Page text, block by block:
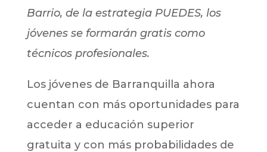
Barrio, de la estrategia PUEDES, los
jóvenes se formarán gratis como
técnicos profesionales.
Los jóvenes de Barranquilla ahora
cuentan con más oportunidades para
acceder a educación superior
gratuita y con más probabilidades de